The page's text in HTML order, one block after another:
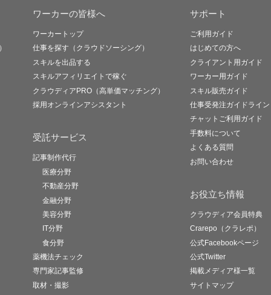
ワーカーの皆様へ
ワーカートップ
仕事を探す（クラウドソーシング）
スキルを出品する
スキルアフィリエイトで稼ぐ
クラウディアPRO（高単価マッチング）
採用オンラインアシスタント
受託サービス
記事制作代行
医療分野
不動産分野
金融分野
美容分野
IT分野
食分野
薬機法チェック
専門家記事監修
取材・撮影
サポート
ご利用ガイド
はじめての方へ
クライアント用ガイド
ワーカー用ガイド
スキル販売ガイド
仕事受発注ガイドライン
チャットご利用ガイド
手数料について
よくある質問
お問い合わせ
お役立ち情報
クラウディア会員特典
Crarepo（クラレポ）
公式Facebookページ
公式Twitter
掲載メディア様一覧
サイトマップ